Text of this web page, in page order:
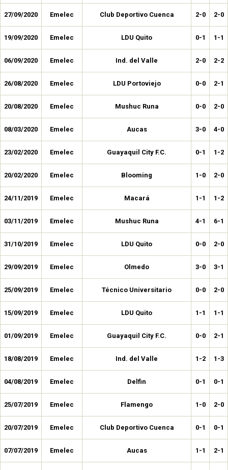
27/09/2020 Emelec Club Deportivo Cuenca 2-0 2-0
19/09/2020 Emelec LDU Quito 0-1 1-1
06/09/2020 Emelec Ind. del Valle 2-0 2-2
26/08/2020 Emelec LDU Portoviejo 0-0 2-1
20/08/2020 Emelec Mushuc Runa 0-0 2-0
08/03/2020 Emelec Aucas 3-0 4-0
23/02/2020 Emelec Guayaquil City F.C. 0-1 1-2
20/02/2020 Emelec Blooming 1-0 2-0
24/11/2019 Emelec Macará 1-1 1-2
03/11/2019 Emelec Mushuc Runa 4-1 6-1
31/10/2019 Emelec LDU Quito 0-0 2-0
29/09/2019 Emelec Olmedo 3-0 3-1
25/09/2019 Emelec Técnico Universitario 0-0 2-0
15/09/2019 Emelec LDU Quito 1-1 1-1
01/09/2019 Emelec Guayaquil City F.C. 0-0 2-1
18/08/2019 Emelec Ind. del Valle 1-2 1-3
04/08/2019 Emelec Delfin 0-1 0-1
25/07/2019 Emelec Flamengo 1-0 2-0
20/07/2019 Emelec Club Deportivo Cuenca 0-1 0-1
07/07/2019 Emelec Aucas 1-1 2-1